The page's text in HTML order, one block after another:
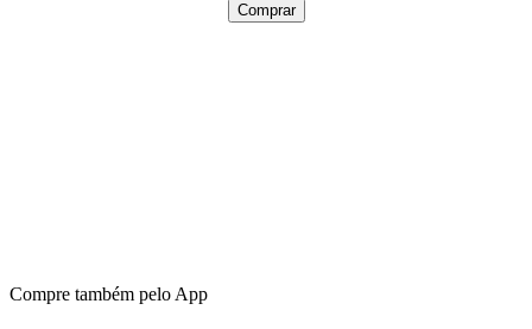
Comprar
Compre também pelo App